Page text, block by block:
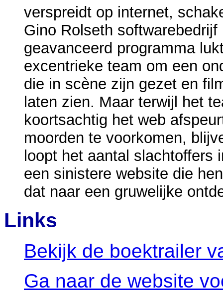
verspreidt op internet,
Gino Rolseth
geavanceerd programma
excentrieke team om een
die in scène zijn gezet en
laten zien. Maar terwijl het
koortsachtig het web
moorden te voorkomen,
loopt het aantal
een sinistere website die
dat naar een gruwelijke
Links
Bekijk de boektrailer
Ga naar de website